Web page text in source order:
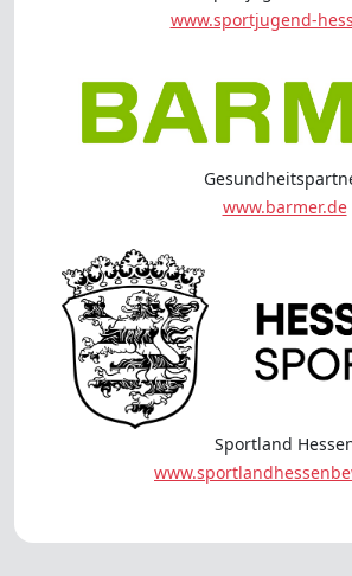
www.sportjugend-
www.barmer.de
Sportland